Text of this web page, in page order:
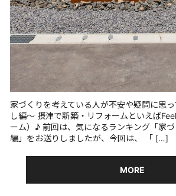
家づくりを考えている人が不安や疑問に思
し編～ 摂津で新築・リフォームといえば
ーム）♪ 前回は、気になるランキング「家
編」をお送りしましたが、今回は、 「 […]
MORE